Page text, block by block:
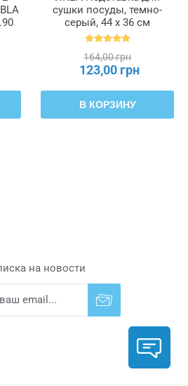
сушки посуды, темно-
серый, 44 x 36 см
NYSKÖLJD НЮХОЛИД,
164,00 грн
123,00 грн
В КОРЗИНУ
на новости